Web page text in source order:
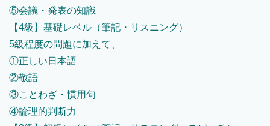
⑤会議・発表の知識
【4級】基礎レベル（筆記・リスニング）
5級程度の問題に加えて、
①正しい日本語
②敬語
③ことわざ・慣用句
④論理的判断力